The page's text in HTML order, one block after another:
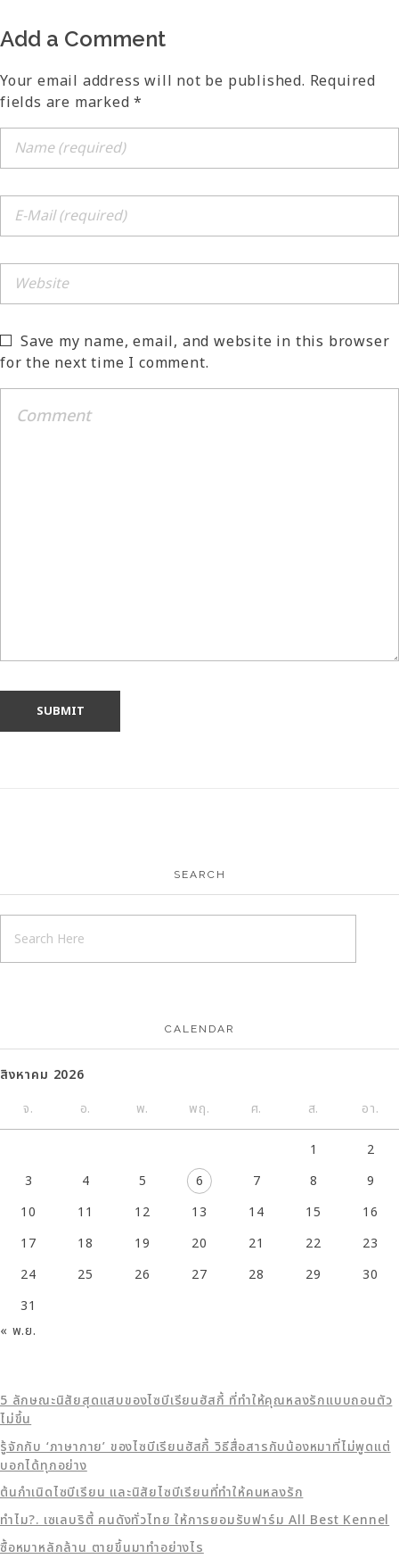
Add a Comment
Your email address will not be published. Required
fields are marked *
Save my name, email, and website in this browser
for the next time I comment.
SEARCH
CALENDAR
สิงหาคม 2026
จ.
อ. พ. พฤ. ศ. ส. อา.
1
2
3
4 5 6 7 8
9
10
11 12 13 14 15
16
17
18 19 20 21 22
23
24
25 26 27 28 29
30
31
« พ.ย.
5 ลักษณะนิสัยสุดแสบของไซบีเรียนฮัสกี้ ที่ทำให้คุณหลงรักแบบถอนตัว
ไม่ขึ้น
รู้จักกับ ‘ภาษากาย’ ของไซบีเรียนฮัสกี้ วิธีสื่อสารกับน้องหมาที่ไม่พูดแต่
บอกได้ทุกอย่าง
ต้นกำเนิดไซบีเรียน และนิสัยไซบีเรียนที่ทำให้คนหลงรัก
ทำไม?. เซเลบริตี้ คนดังทั่วไทย ให้การยอมรับฟาร์ม All Best Kennel
ซื้อหมาหลักล้าน ตายขึ้นมาทำอย่างไร